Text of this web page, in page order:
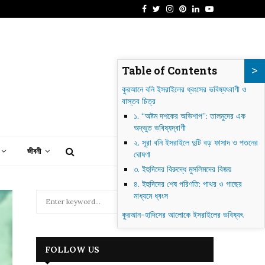
Facebook
Twitter
Instagram
Pinterest
LinkedinYoutube
জীবনী
S
FOLLOW US
Table of Contents
কুরআনে বনি ইসরাইলের ধ্বংসের ভবিষ্যৎবাণী ও
বাস্তব চিত্র
১. “অষ্টম দশকের অভিশাপ”: তালমুদের এক
অদ্ভুত ভবিষ্যদ্বাণী
২. সূরা বনি ইসরাইলে দুটি বড় ফাসাদ ও পতনের
ঘোষণা
৩. ইহুদিদের বিরুদ্ধে মুসলিমদের বিজয়
৪. ইহুদিদের শেষ পরিণতি: পাথর ও গাছের
মাধ্যমে ধ্বংস
কুরআন-হাদিসের আলোকে ইসরাইলের ভবিষ্যৎ